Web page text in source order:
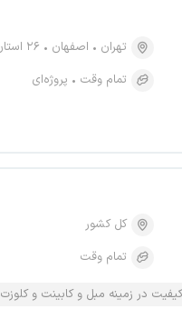
تهران اصفهان
۲۶ استان دیگر
تمام وقت
پروژه‌ای
کل کشور
تمام وقت
در زمینه مبل و کابینت و کلوزت